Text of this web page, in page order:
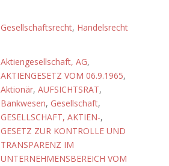
Gesellschaftsrecht, Handelsrecht
Aktiengesellschaft, AG,
AKTIENGESETZ VOM 06.9.1965,
Aktionär, AUFSICHTSRAT,
Bankwesen, Gesellschaft,
GESELLSCHAFT, AKTIEN-,
GESETZ ZUR KONTROLLE UND
TRANSPARENZ IM
UNTERNEHMENSBEREICH VOM